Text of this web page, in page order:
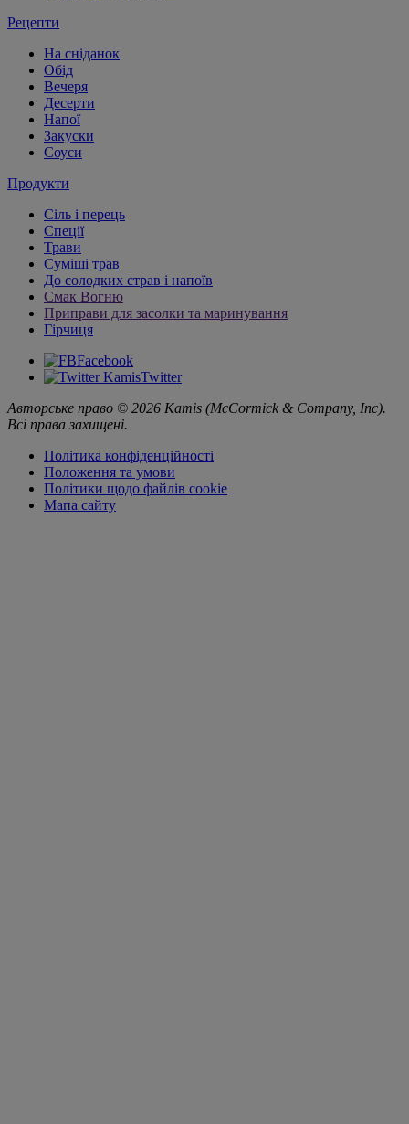
Рецепти
На сніданок
Обід
Вечеря
Десерти
Напої
Закуски
Соуси
Продукти
Сіль і перець
Спеції
Трави
Суміші трав
До солодких страв і напоїв
Смак Вогню
Приправи для засолки та маринування
Гірчиця
Facebook
Twitter
Авторське право © 2026 Kamis (McCormick & Company, Inc).
Всі права захищені.
Політика конфіденційності
Положення та умови
Політики щодо файлів cookie
Мапа сайту